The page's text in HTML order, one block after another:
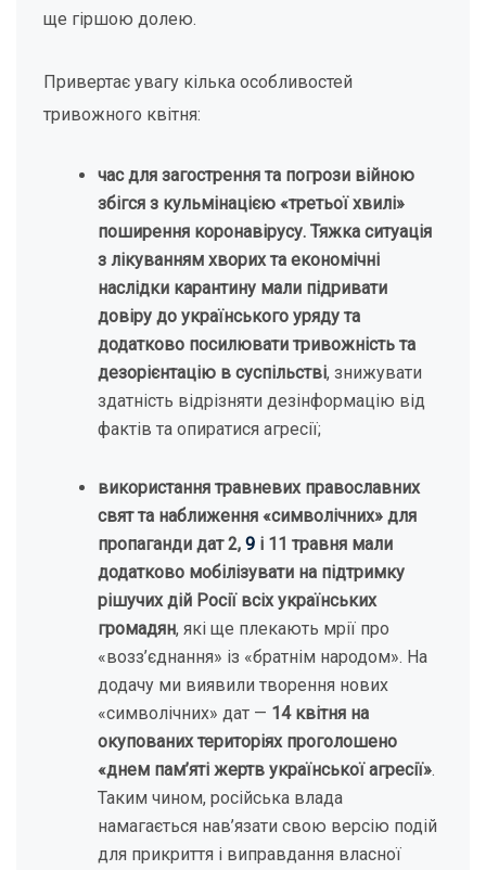
ще гіршою долею.
Привертає увагу кілька особливостей
тривожного квітня:
час для загострення та погрози війною
збігся з кульмінацією «третьої хвилі»
поширення коронавірусу. Тяжка ситуація
з лікуванням хворих та економічні
наслідки карантину мали підривати
довіру до українського уряду та
додатково посилювати тривожність та
дезорієнтацію в суспільстві, знижувати
здатність відрізняти дезінформацію від
фактів та опиратися агресії;
використання травневих православних
свят та наближення «символічних» для
пропаганди дат 2, 9 і 11 травня мали
додатково мобілізувати на підтримку
рішучих дій Росії всіх українських
громадян, які ще плекають мрії про
«возз’єднання» із «братнім народом». На
додачу ми виявили творення нових
«символічних» дат — 14 квітня на
окупованих територіях проголошено
«днем пам’яті жертв української агресії».
Таким чином, російська влада
намагається нав’язати свою версію подій
для прикриття і виправдання власної